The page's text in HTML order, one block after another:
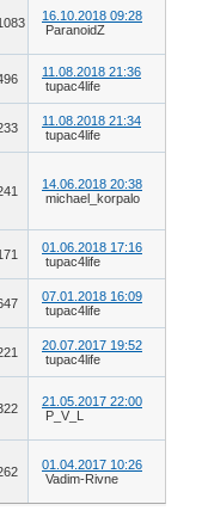
16.10.2018 09:28
ParanoidZ
11.08.2018 21:36
tupac4life
11.08.2018 21:34
tupac4life
14.06.2018 20:38
michael_korpalo
01.06.2018 17:16
tupac4life
07.01.2018 16:09
tupac4life
20.07.2017 19:52
tupac4life
21.05.2017 22:00
P_V_L
01.04.2017 10:26
Vadim-Rivne